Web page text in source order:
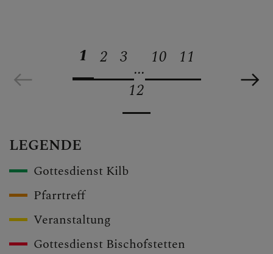
1 2 3
...
10
11
12
LEGENDE
Gottesdienst Kilb
Pfarrtreff
Veranstaltung
Gottesdienst Bischofstetten